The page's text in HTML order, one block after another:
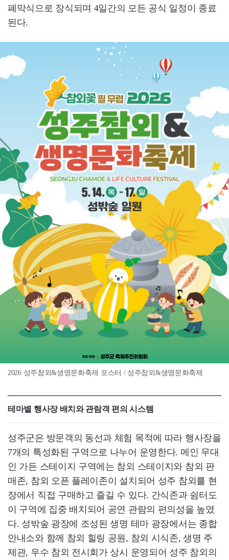
폐막식으로 장식되며 4일간의 모든 공식 일정이 종료
된다.
2026 성주참외&생명문화축제 포스터 / 성주참외&생명문화축제
테마별 행사장 배치와 관람객 편의 시스템
성주군은 방문객의 동선과 체험 목적에 따라 행사장을
7개의 특성화된 구역으로 나누어 운영한다. 메인 무대
인 가든 스테이지 구역에는 참외 스테이지와 참외 판
매존, 참외 오픈 플레이존이 설치되어 성주 참외를 현
장에서 직접 구매하고 즐길 수 있다. 간식존과 쉼터도
이 구역에 집중 배치되어 공연 관람의 편의성을 높였
다. 성밖숲 광장에 조성된 생명 테마 광장에서는 종합
안내소와 함께 참외 힐링 공원, 참외 시식존, 생명 주
제관, 우수 참외 전시회가 상시 운영되어 성주 참외의